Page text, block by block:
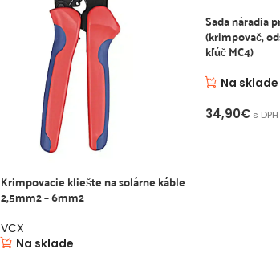
Krimpovacie kliešte na solárne káble
2,5mm2 – 6mm2
VCX
Na sklade
Sada náradia
(krimpovač,
kľúč MC4)
Na sklade
34,90€ s DPH